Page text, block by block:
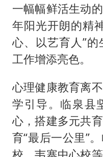
一幅幅鲜活生动
年阳光开朗的精
心、以艺育人”
工作增添亮色。
心理健康教育离
学引导。临泉县
心，搭建多元共
育“最后一公里”